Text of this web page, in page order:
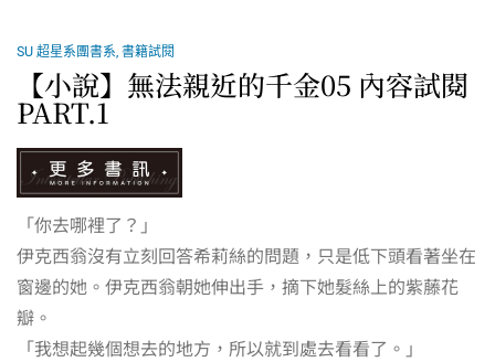
SU 超星系團書系 書籍試閱
【小說】無法親近的千金05 內容試閱
PART.1
「你去哪裡了？」
伊克西翁沒有立刻回答希莉絲的問題，只是低下頭看著坐在
窗邊的她。伊克西翁朝她伸出手，摘下她髮絲上的紫藤花
瓣。
「我想起幾個想去的地方，所以就到處去看看了。」